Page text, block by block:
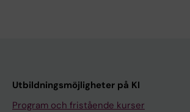
Utbildningsmöjligheter på KI
Program och fristående kurser